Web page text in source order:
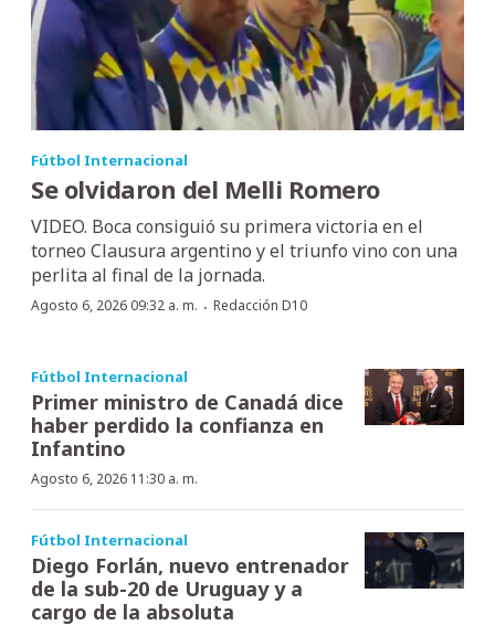
Fútbol Internacional
Se olvidaron del Melli Romero
VIDEO. Boca consiguió su primera victoria en el
torneo Clausura argentino y el triunfo vino con una
perlita al final de la jornada.
Agosto 6, 2026 09:32 a. m. · Redacción D10
Fútbol Internacional
Primer ministro de Canadá dice
haber perdido la confianza en
Infantino
Agosto 6, 2026 11:30 a. m.
Fútbol Internacional
Diego Forlán, nuevo entrenador
de la sub-20 de Uruguay y a
cargo de la absoluta